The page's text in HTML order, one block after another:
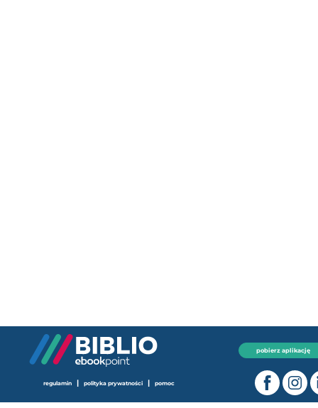
pobierz aplikację
regulamin | polityka prywatności | pomoc